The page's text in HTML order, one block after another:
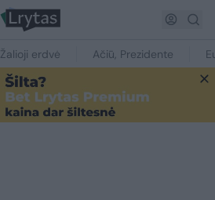
Žalioji erdvė Ačiū, Prezidente